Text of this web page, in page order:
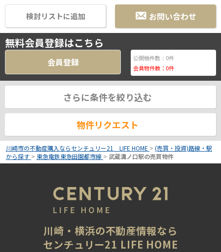
お問い合わせ
検討リストに追加
無料会員登録はこちら
会員登録 公開物件数： 0件
会員物件数： 0件
さらに条件を絞り込む
物件リクエスト
川崎市の不動産購入ならセンチュリー21 LIFE HOME > (売買・投資)路線・駅
から探す > 東急電鉄東急田園都市線 > 武蔵溝ノ口駅の売買物件
川崎・横浜の不動産情報なら
センチュリー21 LIFE HOME